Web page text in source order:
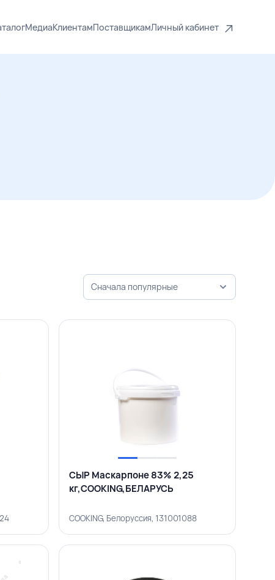
МедиаКлиентамПоставщикамЛичный кабинет
Сначала популярные
СЫР Маскарпоне 83% 2,25
кг,COOKING,БЕЛАРУСЬ
COOKING, Белоруссия, 131001088